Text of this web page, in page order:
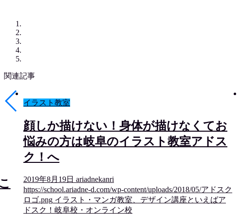
関連記事
イラスト教室
顔しか描けない！身体が描けなくてお
悩みの方は岐阜のイラスト教室アドス
ク！へ
2019年8月19日 ariadnekanri
https://school.ariadne-d.com/wp-content/uploads/2018/05/アドスク
ロゴ.png イラスト・マンガ教室、デザイン講座といえばア
ドスク！岐阜校・オンライン校